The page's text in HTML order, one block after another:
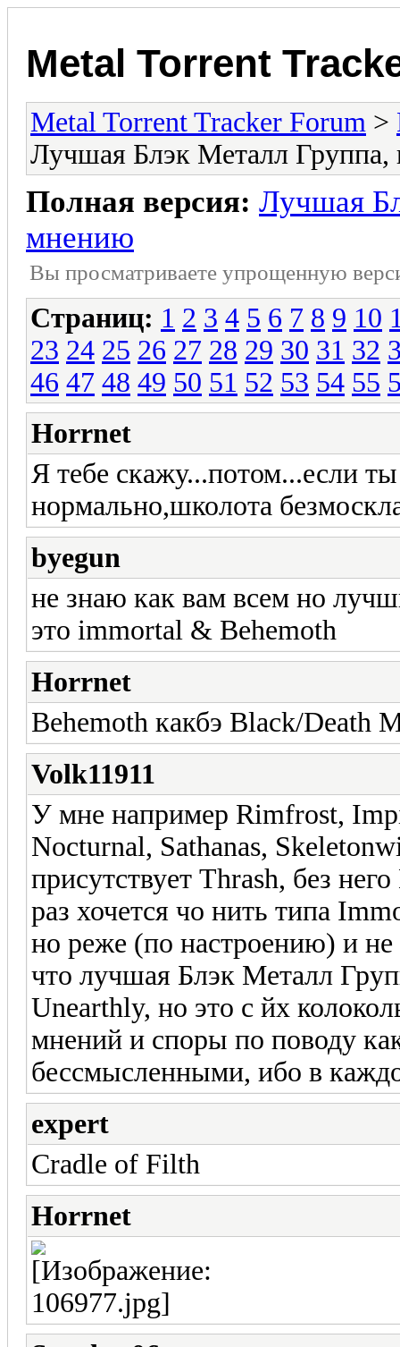
Metal Torrent
Metal Torrent Tracker Forum >
Лучшая Блэк Металл
Полная версия: Лучшая
мнению
Вы просматриваете yпpощеннyю
Страниц: 1 2 3 4 5 6 7 8 9 10
23 24 25 26 27 28 29 30 31 32
46 47 48 49 50 51 52 53 54 55
Horrnet
Я тебе скажу...потом...если
нормально,школота
byegun
не знаю как вам всем но
это immortal & Behemoth
Horrnet
Behemoth какбэ Black/Death
Volk11911
У мне например Rimfrost,
Nocturnal, Sathanas,
присутствует Thrash, без
раз хочется чо нить типа
но реже (по настроению) и не
что лучшая Блэк Металл
Unearthly, но это с йх
мнений и споры по поводу
бессмысленными, ибо в
expert
Cradle of Filth
Horrnet